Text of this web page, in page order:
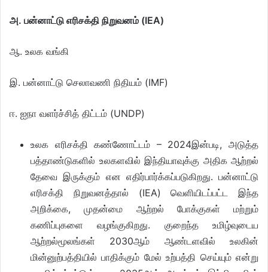
அ. பன்னாட்டு எரிசக்தி நிறுவனம் (IEA)
ஆ. உலக வங்கி
இ. பன்னாட்டு செலாவணி நிதியம் (IMF)
ஈ. ஐநா வளர்ச்சித் திட்டம் (UNDP)
உலக எரிசக்தி கண்ணோட்டம் – 2024இன்படி, அடுத்த
பத்தாண்டுகளில் உலகளவில் இந்தியாவுக்கு அதிக ஆற்றல்
தேவை இருக்கும் என எதிர்பார்க்கப்படுகிறது. பன்னாட்டு
எரிசக்தி நிறுவனத்தால் (IEA) வெளியிடப்பட்ட இந்த
அறிக்கை, முதன்மை ஆற்றல் போக்குகள் மற்றும்
கணிப்புகளை வழங்குகிறது. குறைந்த உமிழ்வுடைய
ஆற்றல்மூலங்கள் 2030ஆம் ஆண்டளவில் உலகின்
மின்னுற்பத்தியில் பாதிக்கும் மேல் உற்பத்தி செய்யும் என்று